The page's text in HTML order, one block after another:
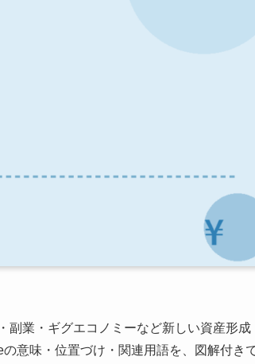
副業・ギグエコノミーなど新しい資産形成
意味・位置づけ・関連用語を、図解付き